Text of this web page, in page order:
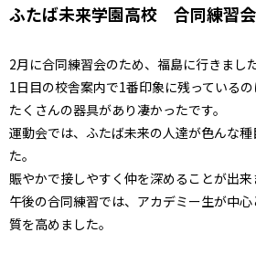
ふたば未来学園高校 合同練習会
2月に合同練習会のため、福島に行きました
1日目の校舎案内で1番印象に残っているの
たくさんの器具があり凄かったです。
運動会では、ふたば未来の人達が色んな
た。
賑やかで接しやすく仲を深めることが出来
午後の合同練習では、アカデミー生が中
質を高めました。